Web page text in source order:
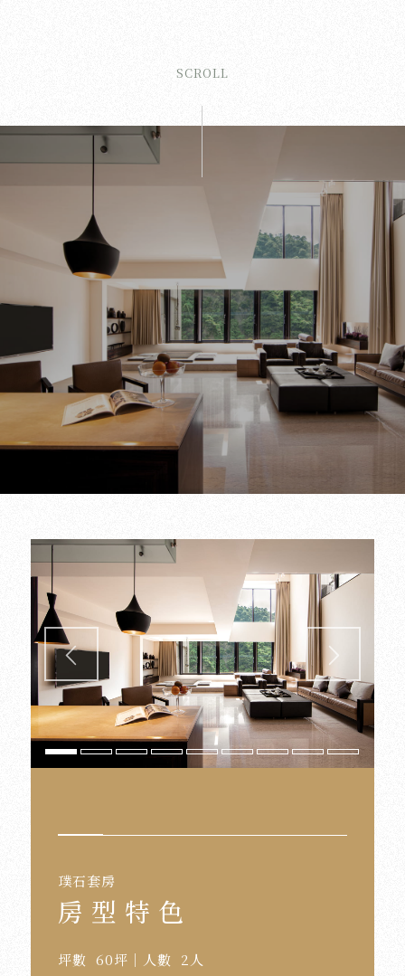
SCROLL
3 6 7
璞石套房
房 型 特 色
坪數 60坪｜人數 2人